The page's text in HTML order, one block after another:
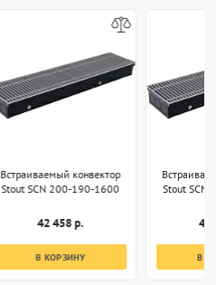
Встраиваемый конвектор
Stout SCN 200-190-1600
42 458 р.
В КОРЗИНУ
Stout
49
В